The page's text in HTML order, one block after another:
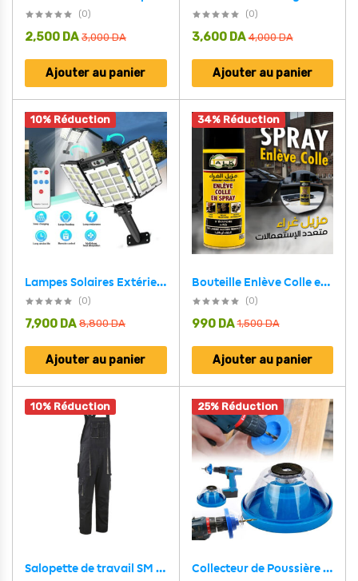
(0)
3,000DA
2,500 DA
Ajouter au panier
(0)
4,000DA
3,600 DA
Ajouter au panier
10% Réduction
Lampes Solaires Extérieure Super lumineuse avec 3 Panneaux 800LED et Télécommande – مصباح خارجي بالطاقة الشمسية مع يد تحكم
(0)
8,800DA
7,900 DA
Ajouter au panier
34% Réduction
Bouteille Enlève Colle en Spray – مزيل غراء متعدد الإستعمالات
(0)
1,500DA
990 DA
Ajouter au panier
10% Réduction
Salopette de travail SM Neo de Haute Qualité – بدلة عمال مريحة
25% Réduction
Collecteur de Poussière pour Perceuse Électrique – أداة تجميع الغبار